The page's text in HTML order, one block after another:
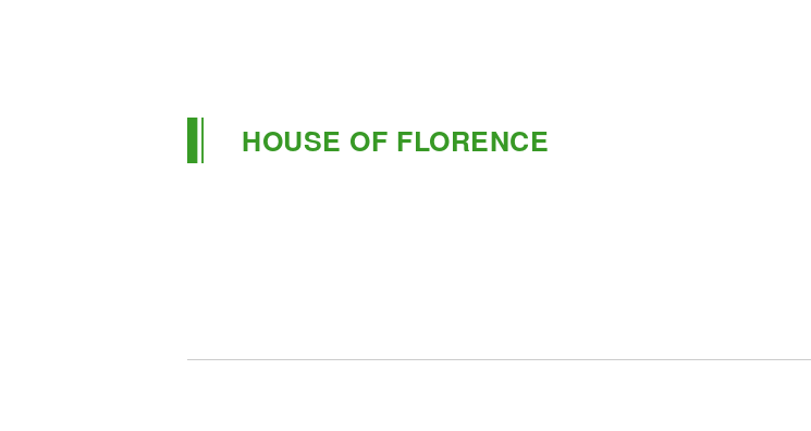
HOUSE OF FLORENCE